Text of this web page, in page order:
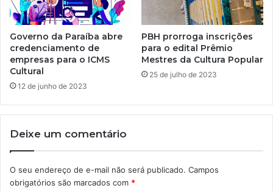
Governo da Paraíba abre
credenciamento de
empresas para o ICMS
Cultural
12 de junho de 2023
PBH prorroga inscrições
para o edital Prêmio
Mestres da Cultura Popular
25 de julho de 2023
Deixe um comentário
O seu endereço de e-mail não será publicado. Campos
obrigatórios são marcados com *